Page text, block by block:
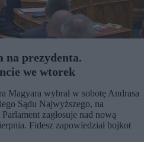
na prezydenta.
we wtorek
Magyara wybrał w sobotę Andrasa
Sądu Najwyższego, na
zagłosuje nad nową
Fidesz zapowiedział bojkot